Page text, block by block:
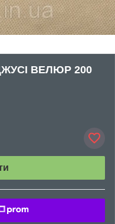
ВЕЛЮР 200